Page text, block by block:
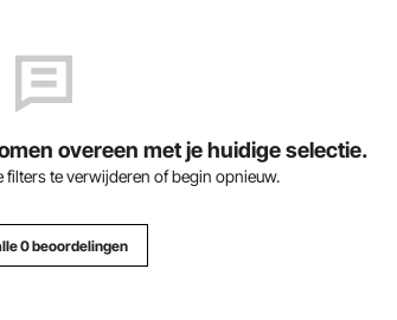
overeen met je huidige selectie.
filters te verwijderen of begin opnieuw.
0 beoordelingen